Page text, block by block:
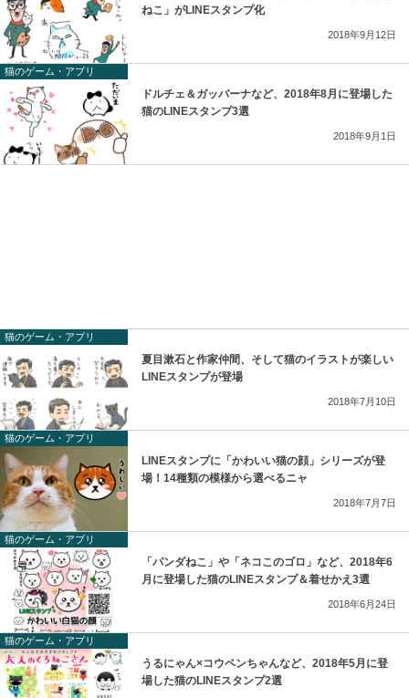
ねこ」がLINEスタンプ化
2018年9月12日
猫のゲーム・アプリ
ドルチェ＆ガッバーナなど、2018年8月に登場した
猫のLINEスタンプ3選
2018年9月1日
猫のゲーム・アプリ
夏目漱石と作家仲間、そして猫のイラストが楽しい
LINEスタンプが登場
2018年7月10日
猫のゲーム・アプリ
LINEスタンプに「かわいい猫の顔」シリーズが登
場！14種類の模様から選べるニャ
2018年7月7日
猫のゲーム・アプリ
「パンダねこ」や「ネコこのゴロ」など、2018年6
月に登場した猫のLINEスタンプ＆着せかえ3選
2018年6月24日
猫のゲーム・アプリ
うるにゃん×コウペンちゃんなど、2018年5月に登
場した猫のLINEスタンプ2選